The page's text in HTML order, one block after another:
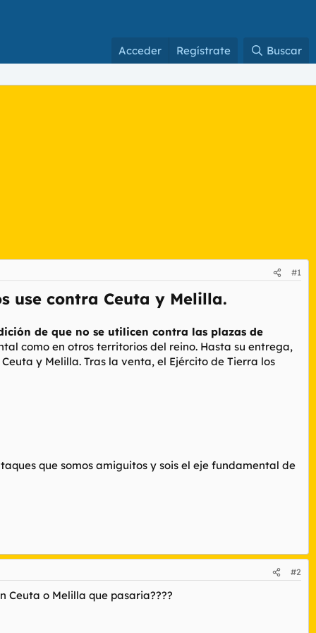
Acceder Regístrate Buscar
#1
use contra Ceuta y Melilla.
de que no se utilicen contra las plazas de
como en otros territorios del reino. Hasta su entrega,
y Melilla. Tras la venta, el Ejército de Tierra los
que somos amiguitos y sois el eje fundamental de
#2
Ceuta o Melilla que pasaria????